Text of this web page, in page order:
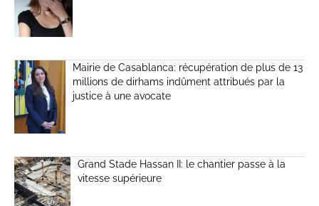
Mairie de Casablanca: récupération de plus de 13
millions de dirhams indûment attribués par la
justice à une avocate
Grand Stade Hassan II: le chantier passe à la
vitesse supérieure